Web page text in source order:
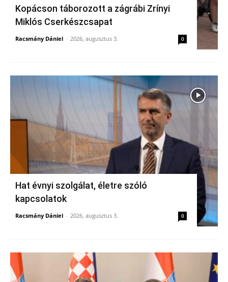
Kopácson táborozott a zágrábi Zrínyi
Miklós Cserkészcsapat
Racsmány Dániel - 2026, augusztus 3. 0
Hat évnyi szolgálat, életre szóló
kapcsolatok
Racsmány Dániel - 2026, augusztus 3. 0